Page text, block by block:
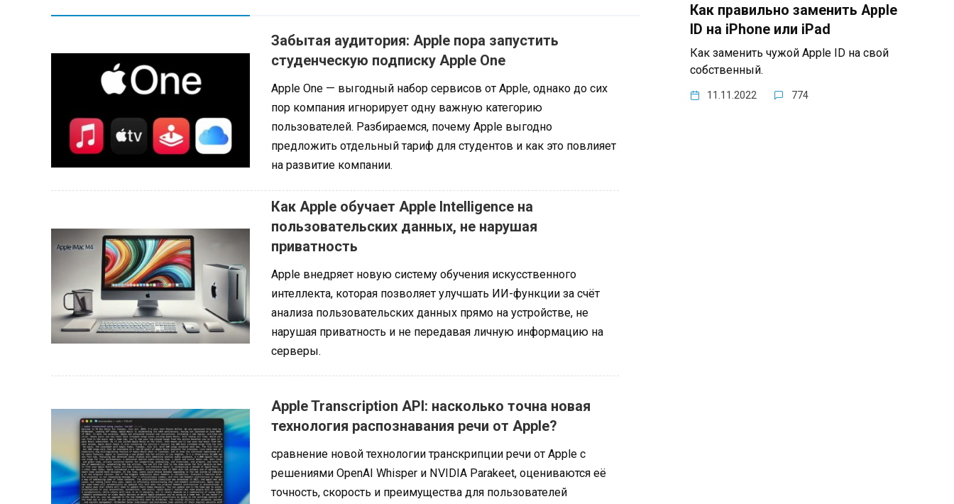
Забытая аудитория: Apple пора запустить
студенческую подписку Apple One
Apple One — выгодный набор сервисов от Apple, однако до сих
пор компания игнорирует одну важную категорию
пользователей. Разбираемся, почему Apple выгодно
предложить отдельный тариф для студентов и как это повлияет
на развитие компании.
Как Apple обучает Apple Intelligence на
пользовательских данных, не нарушая
приватность
Apple внедряет новую систему обучения искусственного
интеллекта, которая позволяет улучшать ИИ-функции за счёт
анализа пользовательских данных прямо на устройстве, не
нарушая приватность и не передавая личную информацию на
серверы.
Apple Transcription API: насколько точна новая
технология распознавания речи от Apple?
сравнение новой технологии транскрипции речи от Apple с
решениями OpenAI Whisper и NVIDIA Parakeet, оцениваются её
точность, скорость и преимущества для пользователей
Как правильно заменить Apple
ID на iPhone или iPad
Как заменить чужой Apple ID на свой
собственный.
11.11.2022 774